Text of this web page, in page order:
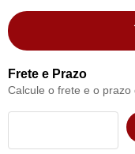
Frete e Prazo
Calcule o frete e o